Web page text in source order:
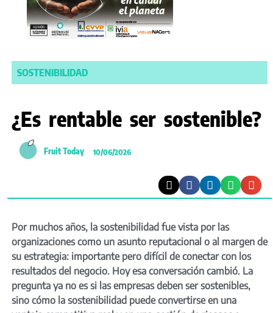
SOSTENIBILIDAD
¿Es rentable ser sostenible?
Fruit Today 10/06/2026
Por muchos años, la sostenibilidad fue vista por las
organizaciones como un asunto reputacional o al margen de
su estrategia: importante pero difícil de conectar con los
resultados del negocio. Hoy esa conversación cambió. La
pregunta ya no es si las empresas deben ser sostenibles,
sino cómo la sostenibilidad puede convertirse en una